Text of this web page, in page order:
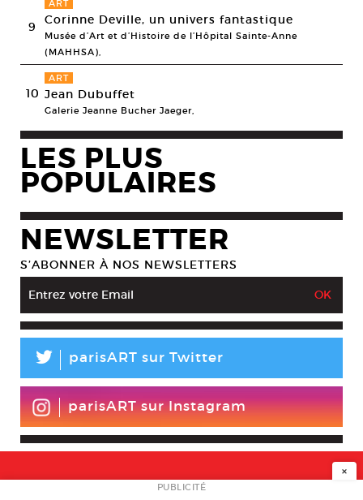
9
ART
Corinne Deville, un univers fantastique
Musée d’Art et d’Histoire de l’Hôpital Sainte-Anne
(MAHHSA),
10
ART
Jean Dubuffet
Galerie Jeanne Bucher Jaeger,
LES PLUS
POPULAIRES
NEWSLETTER
S’ABONNER À NOS NEWSLETTERS
L parisART sur Twitter
parisART sur Instagram
×
PUBLICITÉ